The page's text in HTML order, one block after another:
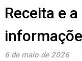
Receita e
6 de maio de 2026